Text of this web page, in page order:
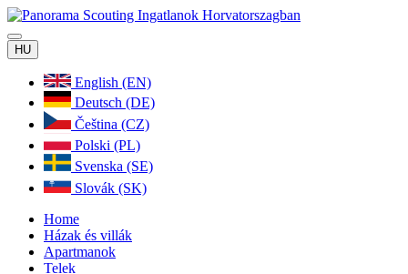
HU
English (EN)
Deutsch (DE)
Čeština (CZ)
Polski (PL)
Svenska (SE)
Slovák (SK)
Home
Házak és villák
Apartmanok
Telek